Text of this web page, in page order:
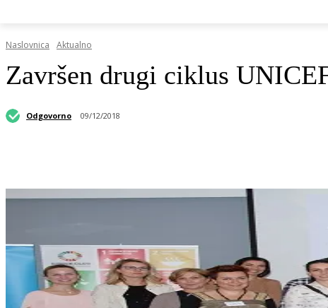
Naslovnica Aktualno
Završen drugi ciklus
Odgovorno 09/12/2018